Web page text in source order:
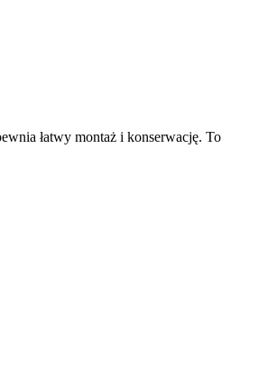
łatwy montaż i konserwację. To